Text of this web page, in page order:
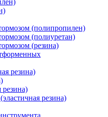
(полипропилен)
(полиуретан)
(резина)
резина)
резина)
резина)